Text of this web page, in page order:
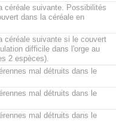
céréale suivante. Possibilités
dans la céréale en
céréale suivante si le couvert
difficile dans l'orge au
2 espèces).
mal détruits dans le
mal détruits dans le
mal détruits dans le